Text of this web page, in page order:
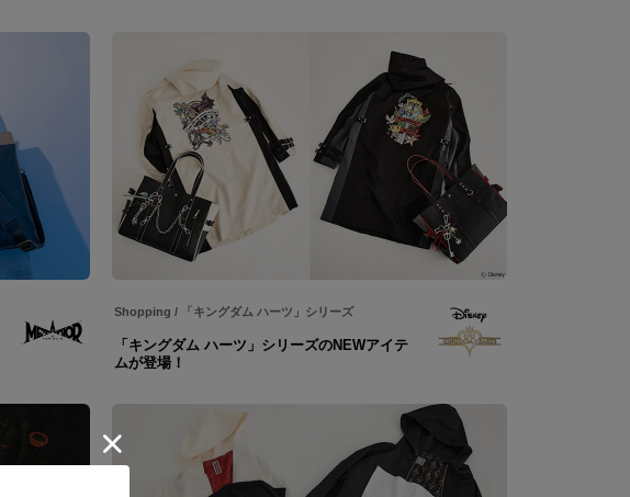
Shopping / 「キングダム ハーツ」シリーズ
「キングダム ハーツ」シリーズのNEWアイテ
ムが登場！